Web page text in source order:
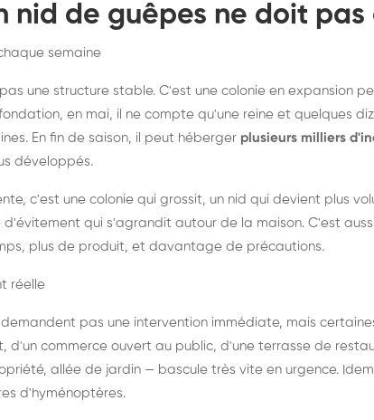
nid de guêpes ne doit
semaine
une structure stable. C'est une colonie en expansion
en mai, il ne compte qu'une reine et quelques
En fin de saison, il peut héberger plusieurs milliers
développés.
c'est une colonie qui grossit, un nid qui devient plus
d'évitement qui s'agrandit autour de la maison. C'est
plus de produit, et davantage de précautions.
réelle
demandent pas une intervention immédiate, mais
d'un commerce ouvert au public, d'une terrasse de
allée de jardin — bascule très vite en urgence.
d'hyménoptères.